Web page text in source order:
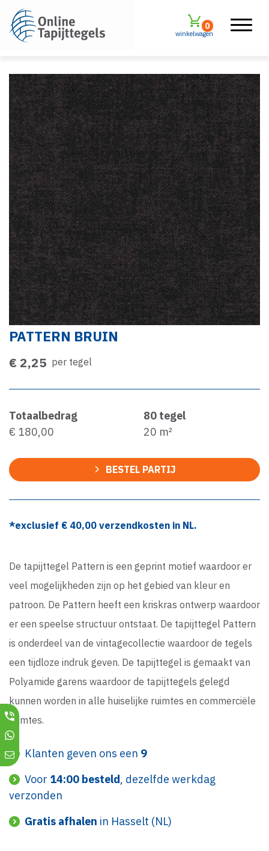
winkelwagen
0
PATTERN BRUIN
€ 2,25 per tegel
Totaalbedrag
€ 180,00
80 tegel
20 m²
BESTEL PARTIJ
*exclusief € 40,00 verzendkosten in NL.
De tapijttegel Pattern is een geprint motief waardoor er
veel mogelijkheden zijn op het gebied van kleur en
patroon. De Pattern heeft een kriskras ontwerp waardoor
er een speelse structuur ontstaat. De tapijttegel Pattern
is onderdeel van de vintagecollectie waardoor de tegels
een tijdloze indruk geven. De tapijttegel is gemaakt van
Polyamide garens waardoor de tapijttegels gelegd
kunnen worden in alle huiselijke ruimtes en commerciële
ruimtes.
Klanten geven ons een 9
Voor 14:00 besteld, dezelfde werkdag
verzonden
Gratis afhalen in Hasselt (NL)